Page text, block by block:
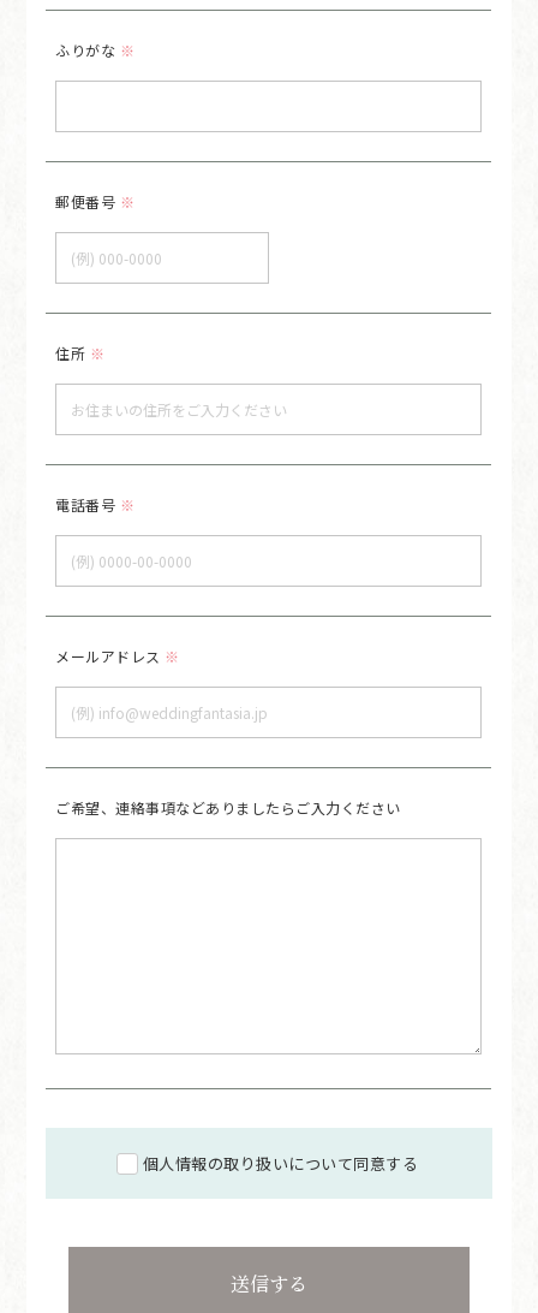
ふりがな ※
郵便番号 ※
住所 ※
電話番号 ※
メールアドレス ※
ご希望、連絡事項などありましたら ご入力ください
個人情報の取り扱いについて同意する